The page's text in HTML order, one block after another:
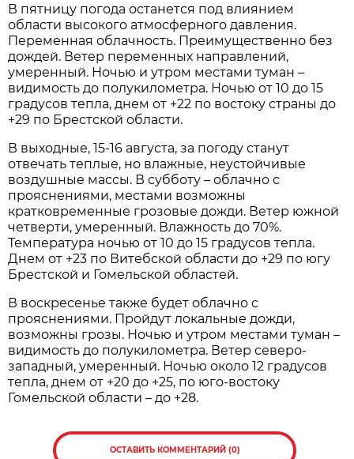
В пятницу погода останется под влиянием
области высокого атмосферного давления.
Переменная облачность. Преимущественно без
дождей. Ветер переменных направлений,
умеренный. Ночью и утром местами туман –
видимость до полукилометра. Ночью от 10 до 15
градусов тепла, днем от +22 по востоку страны до
+29 по Брестской области.
В выходные, 15-16 августа, за погоду станут
отвечать теплые, но влажные, неустойчивые
воздушные массы. В субботу – облачно с
прояснениями, местами возможны
кратковременные грозовые дожди. Ветер южной
четверти, умеренный. Влажность до 70%.
Температура ночью от 10 до 15 градусов тепла.
Днем от +23 по Витебской области до +29 по югу
Брестской и Гомельской областей.
В воскресенье также будет облачно с
прояснениями. Пройдут локальные дожди,
возможны грозы. Ночью и утром местами туман –
видимость до полукилометра. Ветер северо-
западный, умеренный. Ночью около 12 градусов
тепла, днем от +20 до +25, по юго-востоку
Гомельской области – до +28.
ОСТАВИТЬ КОММЕНТАРИЙ (0)